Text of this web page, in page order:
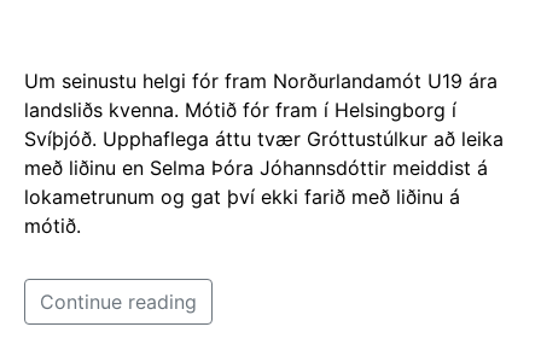
Um seinustu helgi fór fram Norðurlandamót U19 ára
landsliðs kvenna. Mótið fór fram í Helsingborg í
Svíþjóð. Upphaflega áttu tvær Gróttustúlkur að leika
með liðinu en Selma Þóra Jóhannsdóttir meiddist á
lokametrunum og gat því ekki farið með liðinu á
mótið.
Continue reading